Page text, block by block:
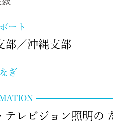
ート
部／沖縄支部
ぎ
テレビジョン照明の